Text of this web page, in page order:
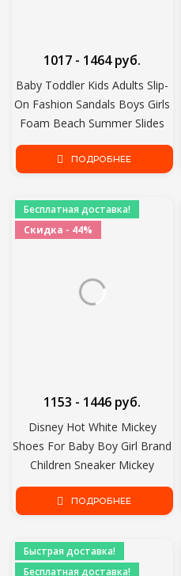
Baby Toddler Kids Adults Slip-
On Fashion Sandals Boys Girls
Foam Beach Summer Slides
Bone ResinChildren Легкая
водная обувь
1017 - 1464 руб.
ПОДРОБНЕЕ
Бесплатная доставка!
Скидка - 44%
Disney Hot White Mickey
Shoes For Baby Boy Girl Brand
Children Sneaker Mickey
Mouse Kids Fashion Shoes
Toddler Walking Shoes
1153 - 1446 руб.
ПОДРОБНЕЕ
Быстрая доставка!
Бесплатная доставка!